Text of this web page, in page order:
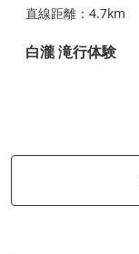
直線距離：4.7km
白瀧 滝行体験